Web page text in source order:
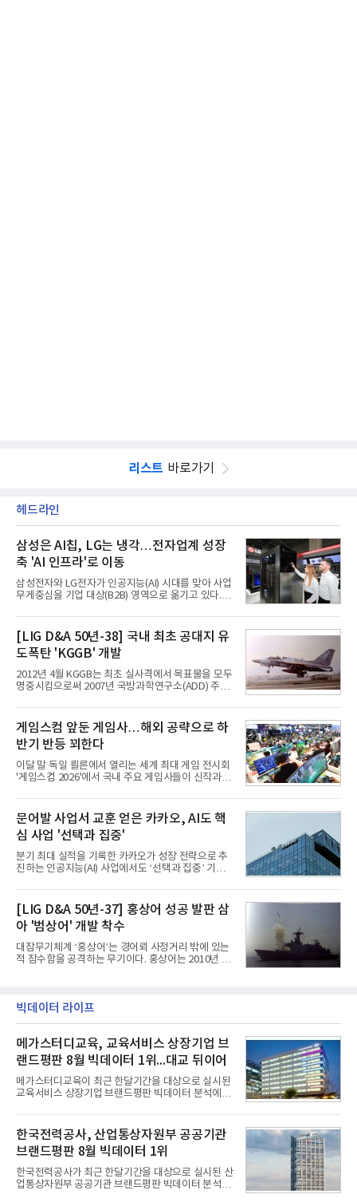
리스트 바로가기
헤드라인
삼성은 AI칩, LG는 냉각…전자업계 성장
축 'AI 인프라'로 이동
삼성전자와 LG전자가 인공지능(AI) 시대를 맞아 사업
무게중심을 기업 대상(B2B) 영역으로 옮기고 있다.
접어든 가운데 삼성전자는 AI 반도체를 중심으로 데
이터센터 생태계 공략을 강화하고 LG전자는 냉각솔
루션·전장·로봇 등 기업용 솔루션 사업 확대에 속도를
내고 있다.9일 업계에 따르면 LG전자는 2분기 생활가
전과 프리미엄 제품 경쟁력에 더해 B2B 사업 확대 효
과로 수익성을 방어한 반면 삼성전자는 디바이스경험
(DX) 부문의 TV·생활가전 수익성이 악화됐다. 대신 삼
사업 확대
[LIG D&A 50년-38] 국내 최초 공대지 유
도폭탄 'KGGB' 개발
2012년 4월 KGGB는 최초 실사격에서 목표물을 모두
명중시킴으로써 2007년 국방과학연구소(ADD) 주관
체로 참여했다. 체계개발에는 총 400여억 원의 개발
비와 62개월의 기간이 소요됐다. 한국형 GPS 유도폭
탄 KGGB(Korea GPS Guided Bomb)는 국내 최초
의 공대지 유도폭탄으로 2012년에 최종 전투용 적합
판정을 받았다.우리 공군이 운용하는 모든 전투기에
탑재할 수 있는 KGGB는 일반목적폭탄(General
Purpose Bomb)에 장착하여 운용토록 개발됐다.이
는 조종사가 휴대하는 명령통신장치(PDU, P
게임스컴 앞둔 게임사…해외 공략으로 하
반기 반등 꾀한다
이달 말 독일 쾰른에서 열리는 세계 최대 게임 전시회
'게임스컴 2026'에서 국내 주요 게임사들이 신작과 글
체별로 엇갈린 가운데 하반기 신작 흥행과 해외 시장
성과가 실적을 좌우할 핵심 변수로 떠오르고 있다.8일
업계에 따르면 올해 상반기 게임업계는 기업별 성적
표가 크게 갈렸다. 대표적으로 크래프톤은 'PUBG: 배
틀그라운드'의 안정적인 성장에 힘입어 상반기 연결
기준 매출 2조6616억원, 영업이익 9725억원으로 역
대 최대 실적을 기록했다. 엔씨도 올해 출시한 '아이온
동기 대
문어발 사업서 교훈 얻은 카카오, AI도 핵
심 사업 '선택과 집중'
분기 최대 실적을 기록한 카카오가 성장 전략으로 추
진하는 인공지능(AI) 사업에서도 ‘선택과 집중’ 기조
라 투자에 나서는 것과 달리, 카카오는 ‘카카오톡’이
라는 플랫폼 경쟁력을 활용한 AI 에이전트 서비스에
집중하는 전략이다. 과거 무리한 사업 확장 과정에서
겪었던 시행착오를 되풀이하지 않고 핵심 역량에 집
중하겠다는 취지로 풀이된다.7일 업계에 따르면 카카
오는 올해 2분기 연결 기준 매출 2조985억원, 영업이
익 2770억원을 기록했다. 전년 동기 대비 매출과 영업
은 4884억
[LIG D&A 50년-37] 홍상어 성공 발판 삼
아 '범상어' 개발 착수
대잠무기체계 ‘홍상어’는 경어뢰 사정거리 밖에 있는
적 잠수함을 공격하는 무기이다. 홍상어는 2010년 넥
성능 검증을 위해 홍상어 시험발사를 실시했다. 이때
다. 2차 품질확인 사격 시험에서도 만족스러운 결과를
얻지 못했다. 완벽한 신뢰성 확보를 위해 LIG넥스원은
국방과학연구소(ADD) 테스크포스(TF)와 합심해 본
격적인 개선 작업에 착수했다.홍상어 유도탄의 모든
분야를
빅데이터 라이프
메가스터디교육, 교육서비스 상장기업 브
랜드평판 8월 빅데이터 1위...대교 뒤이어
메가스터디교육이 최근 한달기간을 대상으로 실시된
교육서비스 상장기업 브랜드평판 빅데이터 분석에서
일 한국기업평판연구소(소장 구창환)는 국내 교육서
비스 상장기업 브랜드를 대상으로 지난 7월 7일부터
8월 7일까지 수집된 소비자 빅데이터 10,074,233건
을 분석한 결과, 메가스터디교육이 브랜드평판지수
1,710,926을 기록하며 8월 1위에 올랐다고 밝혔다.
분석에 활용된 빅데이터는 지난 7월(9,491,206건) 대
비 6.14% 증가한 수치로, 교육서비스 상장기업 브랜
한국전력공사, 산업통상자원부 공공기관
브랜드평판 8월 빅데이터 1위
한국전력공사가 최근 한달기간을 대상으로 실시된 산
업통상자원부 공공기관 브랜드평판 빅데이터 분석에